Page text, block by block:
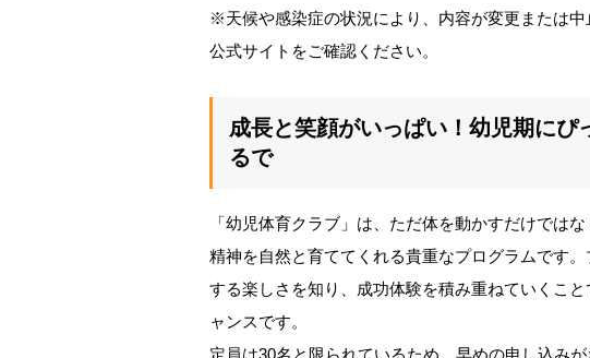
※天候や感染症の状況により、内容が変更または
公式サイトをご確認ください。
成長と笑顔がいっぱい！幼児期にぴ
るで
「幼児体育クラブ」は、ただ体を動かすだけでは
精神を自然と育ててくれる貴重なプログラムです
する楽しさを知り、成功体験を積み重ねていくこ
ャンスです。
定員は30名と限られているため、早めの申し込み